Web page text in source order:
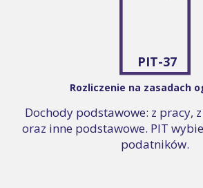
PIT-37
Rozliczenie na zasadach
Dochody podstawowe: z pracy,
oraz inne podstawowe. PIT
podatników.